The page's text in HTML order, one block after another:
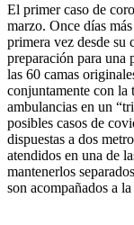
El primer caso de
marzo. Once días
primera vez desde su
preparación para una
las 60 camas
conjuntamente con la
ambulancias en un
posibles casos de
dispuestas a dos
atendidos en una de
mantenerlos
son acompañados a